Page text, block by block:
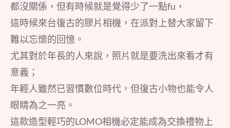
都沒關係，但有時候就是覺得少了一點fu，
這時候來台復古的膠片相機，在派對上替大家留下
難以忘懷的回憶。
尤其對於年長的人來說，照片就是要洗出來看才有
意義；
年輕人雖然已習慣數位時代，但復古小物也能令人
眼睛為之一亮。
這款造型輕巧的LOMO相機必定能成為交換禮物上